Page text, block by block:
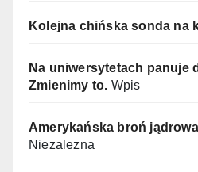
Kolejna chińska sonda na
Na uniwersytetach panuje
Zmienimy to. Wpis
Amerykańska broń
Niezalezna